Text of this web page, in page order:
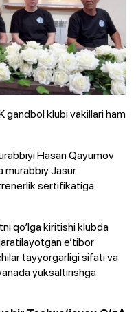
gandbol klubi vakillari ham
Hasan Qayumov
murabbiy Jasur
sertifikatiga
qo‘lga kiritishi klubda
e’tibor
tayyorgarligi sifati va
yuksaltirishga